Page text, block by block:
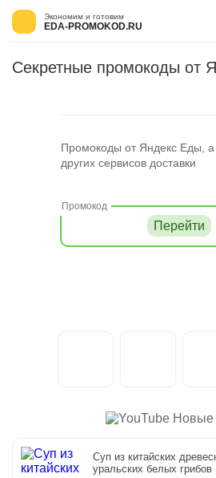
Экономим и готовим
EDA-PROMOKOD.RU
Секретные промокоды от
Промокоды от Яндекс Еды, а
других сервисов доставки
Перейти
Новые
Суп из китайских
уральских белых грибов